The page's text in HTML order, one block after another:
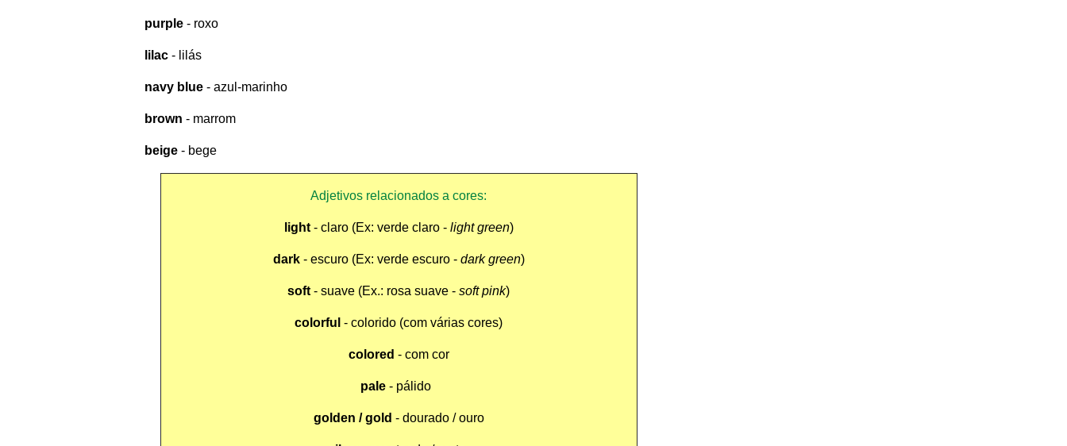
purple - roxo
lilac - lilás
navy blue - azul-marinho
brown - marrom
beige - bege
Adjetivos relacionados a cores:
light - claro (Ex: verde claro - light green)
dark- escuro (Ex: verde escuro - dark green)
soft - suave (Ex.: rosa suave - soft pink)
colorful - colorido (com várias cores)
colored - com cor
pale- pálido
golden / gold - dourado / ouro